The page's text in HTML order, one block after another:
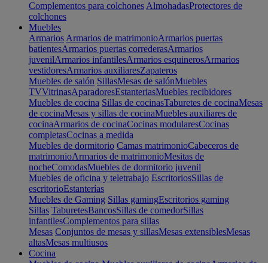
Complementos para colchones AlmohadasProtectores de
colchones
Muebles
Armarios Armarios de matrimonioArmarios puertas
batientesArmarios puertas correderasArmarios
juvenilArmarios infantilesArmarios esquinerosArmarios
vestidoresArmarios auxiliaresZapateros
Muebles de salón SillasMesas de salónMuebles
TVVitrinasAparadoresEstanteriasMuebles recibidores
Muebles de cocina Sillas de cocinasTaburetes de cocinaMesas
de cocinaMesas y sillas de cocinaMuebles auxiliares de
cocinaArmarios de cocinaCocinas modularesCocinas
completasCocinas a medida
Muebles de dormitorio Camas matrimonioCabeceros de
matrimonioArmarios de matrimonioMesitas de
nocheComodasMuebles de dormitorio juvenil
Muebles de oficina y teletrabajo EscritoriosSillas de
escritorioEstanterías
Muebles de Gaming Sillas gamingEscritorios gaming
Sillas TaburetesBancosSillas de comedorSillas
infantilesComplementos para sillas
Mesas Conjuntos de mesas y sillasMesas extensiblesMesas
altasMesas multiusos
Cocina